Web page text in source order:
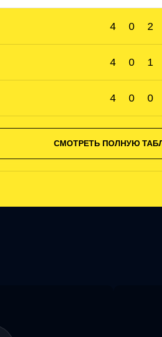
4 0 2
4 0 1
4 0 0
СМОТРЕТЬ ПОЛНУЮ